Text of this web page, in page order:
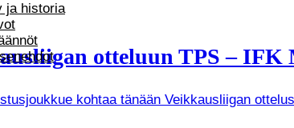
ja historia
otteluun TPS – IFK
kohtaa tänään Veikkausliigan